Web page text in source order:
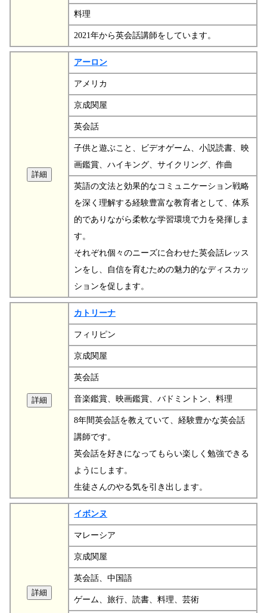
料理
2021年から英会話講師をしています。
アーロン
アメリカ
京成関屋
英会話
子供と遊ぶこと、ビデオゲーム、小説読書、映
画鑑賞、ハイキング、サイクリング、作曲
英語の文法と効果的なコミュニケーション戦略
を深く理解する経験豊富な教育者として、体系
的でありながら柔軟な学習環境で力を発揮しま
す。
それぞれ個々のニーズに合わせた英会話レッス
ンをし、自信を育むための魅力的なディスカッ
ションを促します。
カトリーナ
フィリピン
京成関屋
英会話
音楽鑑賞、映画鑑賞、バドミントン、料理
8年間英会話を教えていて、経験豊かな英会話
講師です。
英会話を好きになってもらい楽しく勉強できる
ようにします。
生徒さんのやる気を引き出します。
イボンヌ
マレーシア
京成関屋
英会話、中国語
ゲーム、旅行、読書、料理、芸術